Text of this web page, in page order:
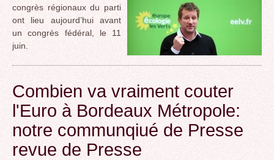
congrès régionaux du parti
ont lieu aujourd’hui avant
un congrès fédéral, le 11
juin.
Combien va vraiment couter
l'Euro à Bordeaux Métropole:
notre communqiué de Presse
revue de Presse